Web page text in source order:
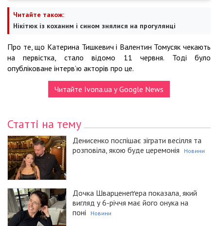
Читайте також:
Нікітюк із коханим і сином знялися на прогулянці
Про те, що Катерина Тишкевич і Валентин Томусяк чекають
на первістка, стало відомо 11 червня. Тоді було
опубліковане інтерв’ю акторів про це.
Читайте Ivona.ua у Google News
Статті на тему
Денисенко поспішає зіграти весілля та
розповіла, якою буде церемонія
Новини
Дочка Шварценеґґера показала, який
вигляд у 6-річчя має його онука на
поні
Новини